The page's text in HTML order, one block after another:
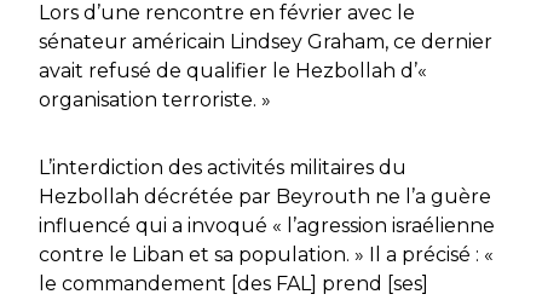
Lors d’une rencontre en février avec le
sénateur américain Lindsey Graham, ce dernier
avait refusé de qualifier le Hezbollah d’«
organisation terroriste. »
L’interdiction des activités militaires du
Hezbollah décrétée par Beyrouth ne l’a guère
influencé qui a invoqué « l’agression israélienne
contre le Liban et sa population. » Il a précisé : «
le commandement [des FAL] prend [ses]